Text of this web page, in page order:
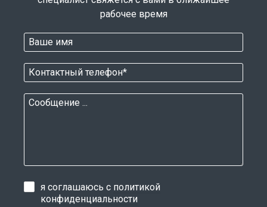
рабочее время
я соглашаюсь с политикой
конфиденциальности